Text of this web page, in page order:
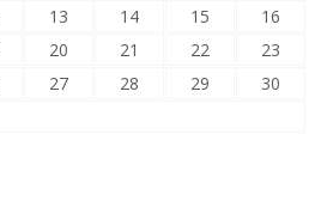
13 14 15
16
20 21 22
23
27 28 29
30